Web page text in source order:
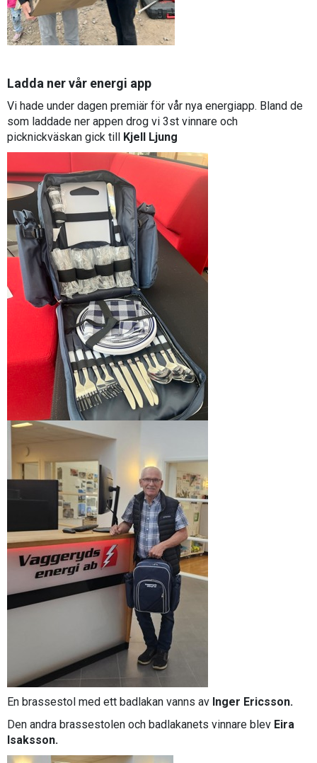
Ladda ner vår energi app
Vi hade under dagen premiär för vår nya energiapp. Bland de
som laddade ner appen drog vi 3st vinnare och
picknickväskan gick till
Kjell Ljung
En brassestol med ett badlakan vanns av Inger Ericsson.
Den andra brassestolen och badlakanets vinnare blev Eira
Isaksson.